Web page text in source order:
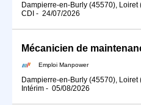
Dampierre-en-Burly (45570), Loiret
CDI - 24/07/2026
Emploi Manpower
Dampierre-en-Burly (45570), Loiret
Intérim - 05/08/2026